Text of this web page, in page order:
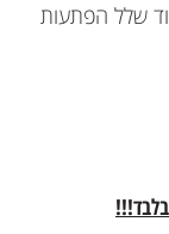
שלל הפתעות